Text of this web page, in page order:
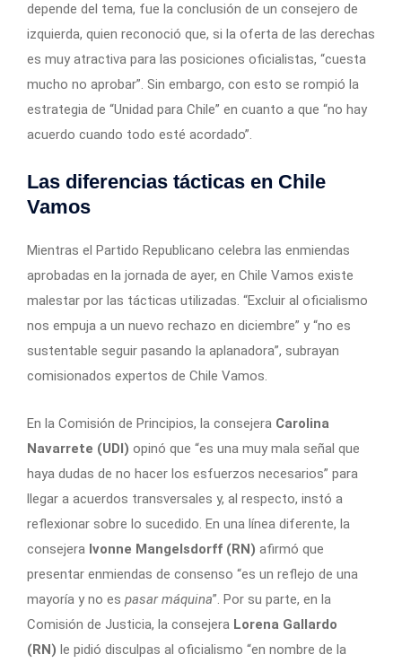
depende del tema, fue la conclusión de un consejero de
izquierda, quien reconoció que, si la oferta de las derechas
es muy atractiva para las posiciones oficialistas, “cuesta
mucho no aprobar”. Sin embargo, con esto se rompió la
estrategia de “Unidad para Chile” en cuanto a que “no hay
acuerdo cuando todo esté acordado”.
Las diferencias tácticas en Chile
Vamos
Mientras el Partido Republicano celebra las enmiendas
aprobadas en la jornada de ayer, en Chile Vamos existe
malestar por las tácticas utilizadas. “Excluir al oficialismo
nos empuja a un nuevo rechazo en diciembre” y “no es
sustentable seguir pasando la aplanadora”, subrayan
comisionados expertos de Chile Vamos.
En la Comisión de Principios, la consejera Carolina
Navarrete (UDI) opinó que “es una muy mala señal que
haya dudas de no hacer los esfuerzos necesarios” para
llegar a acuerdos transversales y, al respecto, instó a
reflexionar sobre lo sucedido. En una línea diferente, la
consejera Ivonne Mangelsdorff (RN) afirmó que
presentar enmiendas de consenso “es un reflejo de una
mayoría y no es pasar máquina”. Por su parte, en la
Comisión de Justicia, la consejera Lorena Gallardo
(RN) le pidió disculpas al oficialismo “en nombre de la